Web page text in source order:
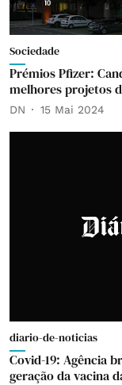
Sociedade
Prémios Pfizer:
melhores projetos
DN 15 Mai 2024
diario-de-noticias
Covid-19: Agência
geração da vacina